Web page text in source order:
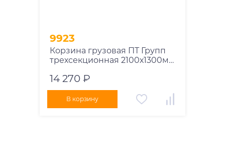
9923
Корзина грузовая ПТ Групп
трехсекционная 2100х1300мм
14 270 ₽
В корзину